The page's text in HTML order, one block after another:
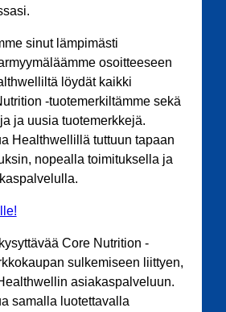
sinut lämpimästi
osoitteeseen
löydät kaikki
-tuotemerkiltämme sekä
ja uusia tuotemerkkejä.
Healthwellillä tuttuun tapaan
nopealla toimituksella ja
Core Nutrition -
sulkemiseen liittyen,
asiakaspalveluun.
samalla luotettavalla